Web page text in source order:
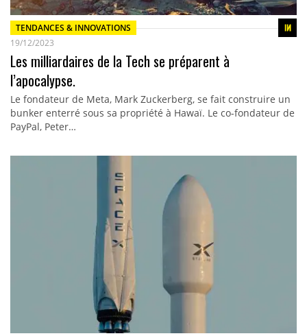
TENDANCES & INNOVATIONS
19/12/2023
Les milliardaires de la Tech se préparent à
l’apocalypse.
Le fondateur de Meta, Mark Zuckerberg, se fait construire un
bunker enterré sous sa propriété à Hawaï. Le co-fondateur de
PayPal, Peter…